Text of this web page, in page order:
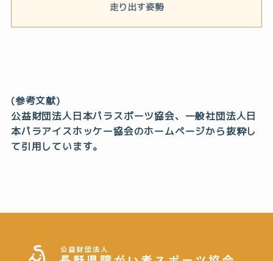
走り出す姿勢
(参考文献)
公益財団法人日本パラスポーツ協会、一般社団法人日
本パラアイスホッケー協会のホームページから抜粋し
て引用しています。